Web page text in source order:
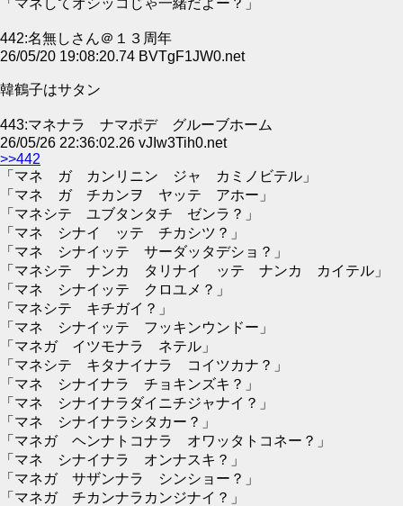
「マネしてオシッコじゃ一緒だよー？」
442:名無しさん＠１３周年
26/05/20 19:08:20.74 BVTgF1JW0.net
韓鶴子はサタン
443:マネナラ ナマポデ グルーブホーム
26/05/26 22:36:02.26 vJIw3Tih0.net
>>442
「マネ ガ カンリニン ジャ カミノビテル」
「マネ ガ チカンヲ ヤッテ アホー」
「マネシテ ユブタンタチ ゼンラ？」
「マネ シナイ ッテ チカシツ？」
「マネ シナイッテ サーダッタデショ？」
「マネシテ ナンカ タリナイ ッテ ナンカ カイテル」
「マネ シナイッテ クロユメ？」
「マネシテ キチガイ？」
「マネ シナイッテ フッキンウンドー」
「マネガ イツモナラ ネテル」
「マネシテ キタナイナラ コイツカナ？」
「マネ シナイナラ チョキンズキ？」
「マネ シナイナラダイニチジャナイ？」
「マネ シナイナラシタカー？」
「マネガ ヘンナトコナラ オワッタトコネー？」
「マネ シナイナラ オンナスキ？」
「マネガ サザンナラ シンショー？」
「マネガ チカンナラカンジナイ？」